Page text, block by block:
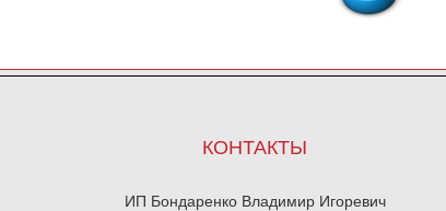
КОНТАКТЫ
ИП Бондаренко Владимир Игоревич